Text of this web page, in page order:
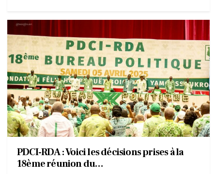
PDCI-RDA : Voici les décisions prises à la
18ème réunion du…